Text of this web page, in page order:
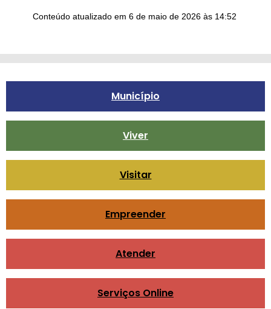
Conteúdo atualizado em 6 de maio de 2026 às 14:52
Município
Viver
Visitar
Empreender
Atender
Serviços Online